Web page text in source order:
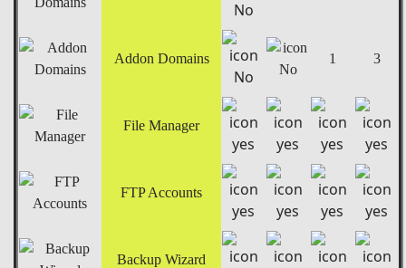
Addon Domains 1 3
File Manager
FTP Accounts
Backup Wizard